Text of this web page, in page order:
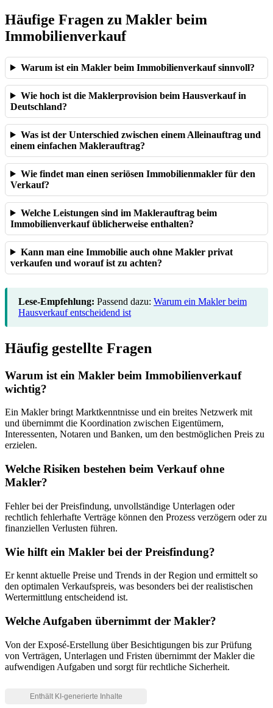
Häufige Fragen zu Makler beim
Immobilienverkauf
Warum ist ein Makler beim Immobilienverkauf sinnvoll?
Wie hoch ist die Maklerprovision beim Hausverkauf in
Deutschland?
Was ist der Unterschied zwischen einem Alleinauftrag und
einem einfachen Maklerauftrag?
Wie findet man einen seriösen Immobilienmakler für den
Verkauf?
Welche Leistungen sind im Maklerauftrag beim
Immobilienverkauf üblicherweise enthalten?
Kann man eine Immobilie auch ohne Makler privat
verkaufen und worauf ist zu achten?
Lese-Empfehlung: Passend dazu: Warum ein Makler beim
Hausverkauf entscheidend ist
Häufig gestellte Fragen
Warum ist ein Makler beim Immobilienverkauf
wichtig?
Ein Makler bringt Marktkenntnisse und ein breites Netzwerk mit
und übernimmt die Koordination zwischen Eigentümern,
Interessenten, Notaren und Banken, um den bestmöglichen Preis zu
erzielen.
Welche Risiken bestehen beim Verkauf ohne
Makler?
Fehler bei der Preisfindung, unvollständige Unterlagen oder
rechtlich fehlerhafte Verträge können den Prozess verzögern oder zu
finanziellen Verlusten führen.
Wie hilft ein Makler bei der Preisfindung?
Er kennt aktuelle Preise und Trends in der Region und ermittelt so
den optimalen Verkaufspreis, was besonders bei der realistischen
Wertermittlung entscheidend ist.
Welche Aufgaben übernimmt der Makler?
Von der Exposé-Erstellung über Besichtigungen bis zur Prüfung
von Verträgen, Unterlagen und Fristen übernimmt der Makler die
aufwendigen Aufgaben und sorgt für rechtliche Sicherheit.